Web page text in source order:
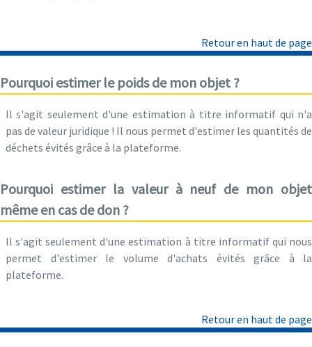
Retour en haut de page
Pourquoi estimer le poids de mon objet ?
Il s'agit seulement d'une estimation à titre informatif qui n'a
pas de valeur juridique ! Il nous permet d'estimer les quantités de
déchets évités grâce à la plateforme.
Pourquoi estimer la valeur à neuf de mon objet
même en cas de don ?
Il s'agit seulement d'une estimation à titre informatif qui nous
permet d'estimer le volume d'achats évités grâce à la
plateforme.
Retour en haut de page